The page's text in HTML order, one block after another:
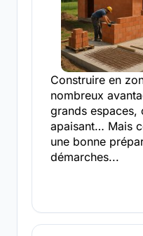
Construire en
nombreux
grands espaces,
apaisant… Mais
une bonne
démarches...